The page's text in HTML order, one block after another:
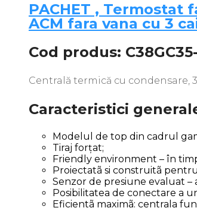
PACHET , Termostat
ACM fara vana cu 3
Cod produs:
Centrală termică cu condensare,
Caracteristici
Modelul de top din cadrul
Tiraj forțat;
Friendly environment – în
Proiectatã si construitã
Senzor de presiune evaluat –
Posibilitatea de conectare a
Eficientã maximã: centrala